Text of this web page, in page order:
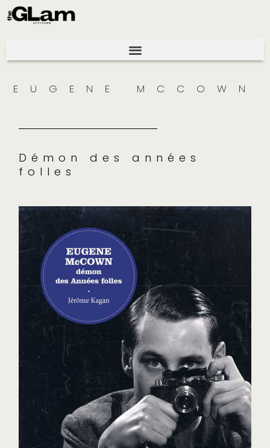
EUGENE MCCOWN
Démon des années
folles